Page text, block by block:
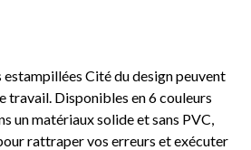
Cité du design peuvent
travail. Disponibles en 6 couleurs
un matériaux solide et sans PVC,
rattraper vos erreurs et exécuter